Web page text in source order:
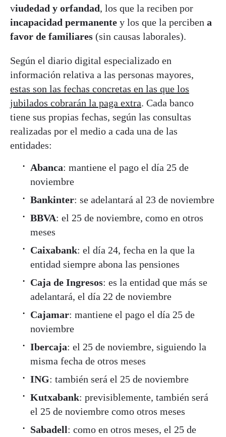
viudedad y orfandad, los que la reciben por
incapacidad permanente y los que la perciben a
favor de familiares (sin causas laborales).
Según el diario digital especializado en
información relativa a las personas mayores,
estas son las fechas concretas en las que los
jubilados cobrarán la paga extra. Cada banco
tiene sus propias fechas, según las consultas
realizadas por el medio a cada una de las
entidades:
Abanca: mantiene el pago el día 25 de
noviembre
Bankinter: se adelantará al 23 de noviembre
BBVA: el 25 de noviembre, como en otros
meses
Caixabank: el día 24, fecha en la que la
entidad siempre abona las pensiones
Caja de Ingresos: es la entidad que más se
adelantará, el día 22 de noviembre
Cajamar: mantiene el pago el día 25 de
noviembre
Ibercaja: el 25 de noviembre, siguiendo la
misma fecha de otros meses
ING: también será el 25 de noviembre
Kutxabank: previsiblemente, también será
el 25 de noviembre como otros meses
Sabadell: como en otros meses, el 25 de